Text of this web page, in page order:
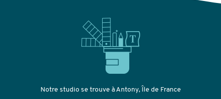
Notre studio se trouve à Antony, Île de France